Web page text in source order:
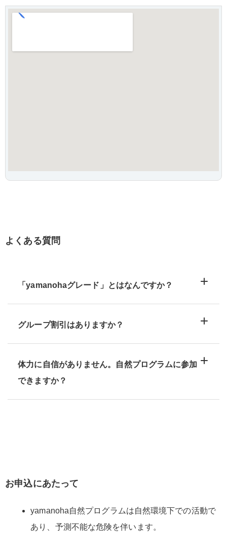
よくある質問
「yamanohaグレード」とはなんですか？
グループ割引はありますか？
体力に自信がありません。自然プログラムに参加
できますか？
お申込にあたって
yamanoha自然プログラムは自然環境下での活動で
あり、予測不能な危険を伴います。